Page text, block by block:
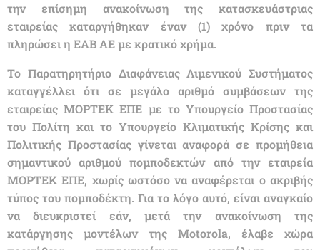
την επίσημη ανακοίνωση της κατασκευάστριας
εταιρείας καταργήθηκαν έναν (1) χρόνο πριν τα
πληρώσει η ΕΑΒ ΑΕ με κρατικό χρήμα.
Το Παρατηρητήριο Διαφάνειας Λιμενικού Συστήματος
καταγγέλλει ότι σε μεγάλο αριθμό συμβάσεων της
εταιρείας ΜΟΡΤΕΚ ΕΠΕ με το Υπουργείο Προστασίας
του Πολίτη και το Υπουργείο Κλιματικής Κρίσης και
Πολιτικής Προστασίας γίνεται αναφορά σε προμήθεια
σημαντικού αριθμού πομποδεκτών από την εταιρεία
ΜΟΡΤΕΚ ΕΠΕ, χωρίς ωστόσο να αναφέρεται ο ακριβής
τύπος του πομποδέκτη. Για το λόγο αυτό, είναι αναγκαίο
να διευκριστεί εάν, μετά την ανακοίνωση της
κατάργησης μοντέλων της Motorola, έλαβε χώρα